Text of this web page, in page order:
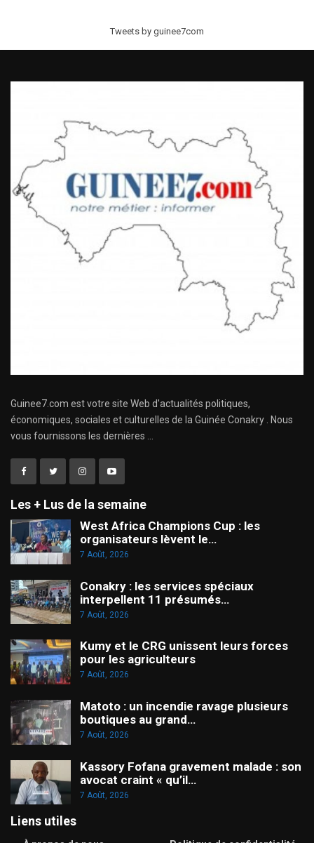
Tweets by guinee7com
Guinee7.com est votre site Web d'actualités politiques,
économiques, sociales et culturelles de la Guinée Conakry . Nous
vous fournissons les dernières ...
Les + Lus de la semaine
West Africa Champions Cup : les
organisateurs lèvent le…
7 Août, 2026
Conakry : les services spéciaux
interpellent 11 présumés…
7 Août, 2026
Kumy et le CRG unissent leurs forces
pour les agriculteurs
7 Août, 2026
Matoto : un incendie ravage plusieurs
boutiques au grand…
7 Août, 2026
Kassory Fofana gravement malade : son
avocat craint « qu’il…
7 Août, 2026
Liens utiles